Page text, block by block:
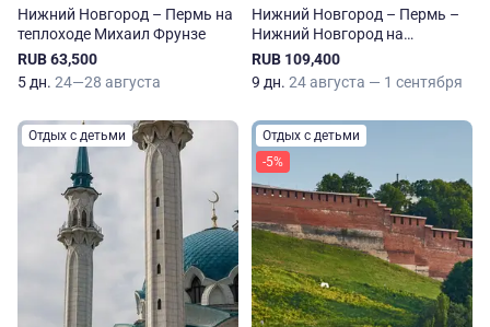
Нижний Новгород – Пермь на
теплоходе Михаил Фрунзе
RUB 63,500
5 дн. 24—28 августа
Нижний Новгород – Пермь –
Нижний Новгород на
теплоходе Михаил Фрунзе
RUB 109,400
9 дн. 24 августа — 1 сентября
Отдых с детьми
Отдых с детьми
-5%